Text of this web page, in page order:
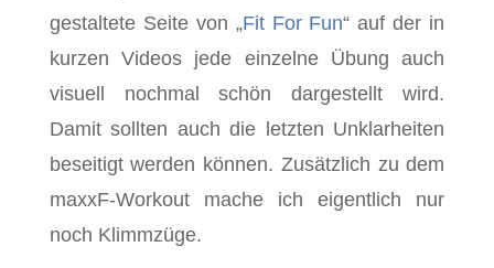
gestaltete Seite von „Fit For Fun“ auf der in
kurzen Videos jede einzelne Übung auch
visuell nochmal schön dargestellt wird.
Damit sollten auch die letzten Unklarheiten
beseitigt werden können. Zusätzlich zu dem
maxxF-Workout mache ich eigentlich nur
noch Klimmzüge.